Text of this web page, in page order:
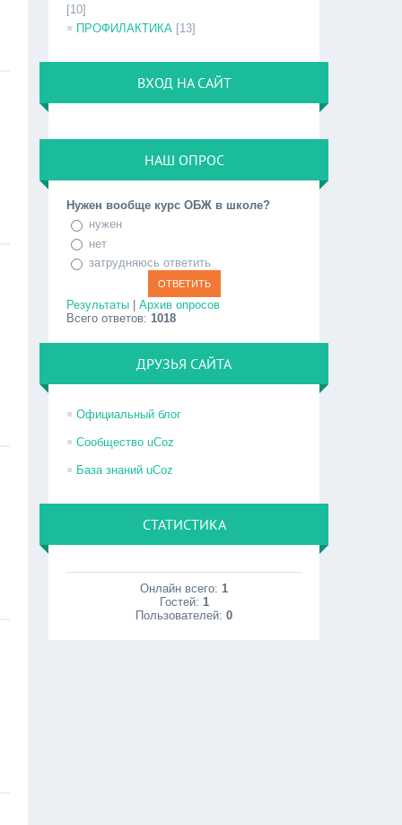
[10]
ПРОФИЛАКТИКА [13]
ВХОД НА САЙТ
НАШ ОПРОС
Нужен вообще курс ОБЖ в школе?
нужен
нет
затрудняюсь ответить
Результаты |Архив опросов
Всего ответов: 1018
ДРУЗЬЯ САЙТА
Официальный блог
Сообщество uCoz
База знаний uCoz
СТАТИСТИКА
Онлайн всего: 1
Гостей: 1
Пользователей:0